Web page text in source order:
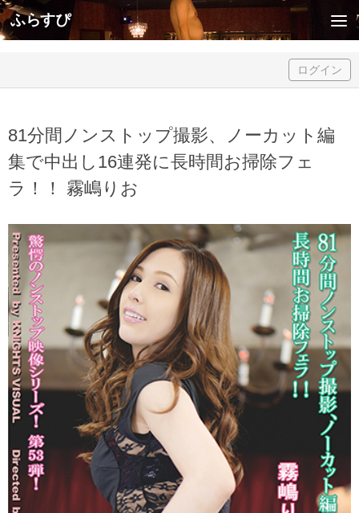
Skip to content
ふらすぴ
ログイン
81分間ノンストップ撮影、ノーカット編
集で中出し16連発に長時間お掃除フェ
ラ！！ 霧嶋りお